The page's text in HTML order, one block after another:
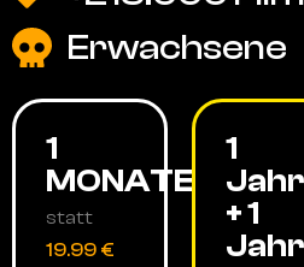
Erwachsene
1
MONATE
statt
19.99 €
1
Jahr
+ 1
Jahr